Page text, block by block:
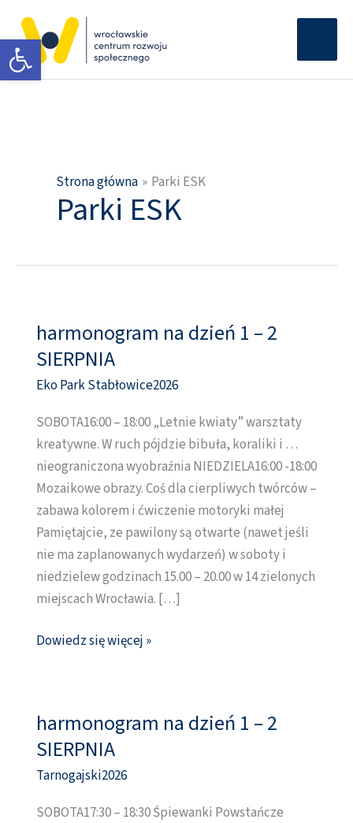
Otwórz pasek narzędzi
treści
Strona główna Parki ESK
Parki ESK
harmonogram na dzień 1 – 2
SIERPNIA
Eko Park Stabłowice2026
SOBOTA16:00 – 18:00 „Letnie kwiaty” warsztaty
kreatywne. W ruch pójdzie bibuła, koraliki i …
nieograniczona wyobraźnia NIEDZIELA16:00 -18:00
Mozaikowe obrazy. Coś dla cierpliwych twórców –
zabawa kolorem i ćwiczenie motoryki małej
Pamiętajcie, ze pawilony są otwarte (nawet jeśli
nie ma zaplanowanych wydarzeń) w soboty i
niedzielew godzinach 15.00 – 20.00 w 14 zielonych
miejscach Wrocławia. […]
harmonogram
na
dzień
–
2
SIERPNIA
Dowiedz się więcej »
harmonogram na dzień 1 – 2
SIERPNIA
Tarnogajski2026
SOBOTA17:30 – 18:30 Śpiewanki Powstańcze
harmonogram
na
–